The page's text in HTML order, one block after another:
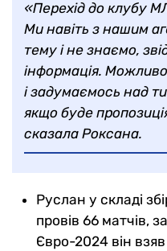
«Перехід до клубу
Ми навіть з нашим
тему і не знаємо,
інформація.
і задумаємось над
якщо буде
сказала Роксана.
Руслан у складі
провів 66 матчів,
Євро-2024 він взяв